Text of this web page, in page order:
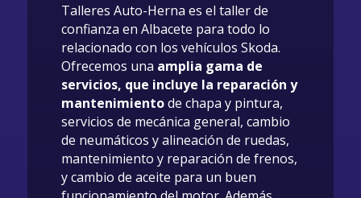
Talleres Auto-Herna es el taller de
confianza en Albacete para todo lo
relacionado con los vehículos Skoda.
Ofrecemos una amplia gama de
servicios, que incluye la reparación y
mantenimientode chapa y pintura,
servicios de mecánica general, cambio
de neumáticos y alineación de ruedas,
mantenimiento y reparación de frenos,
y cambio de aceite para un buen